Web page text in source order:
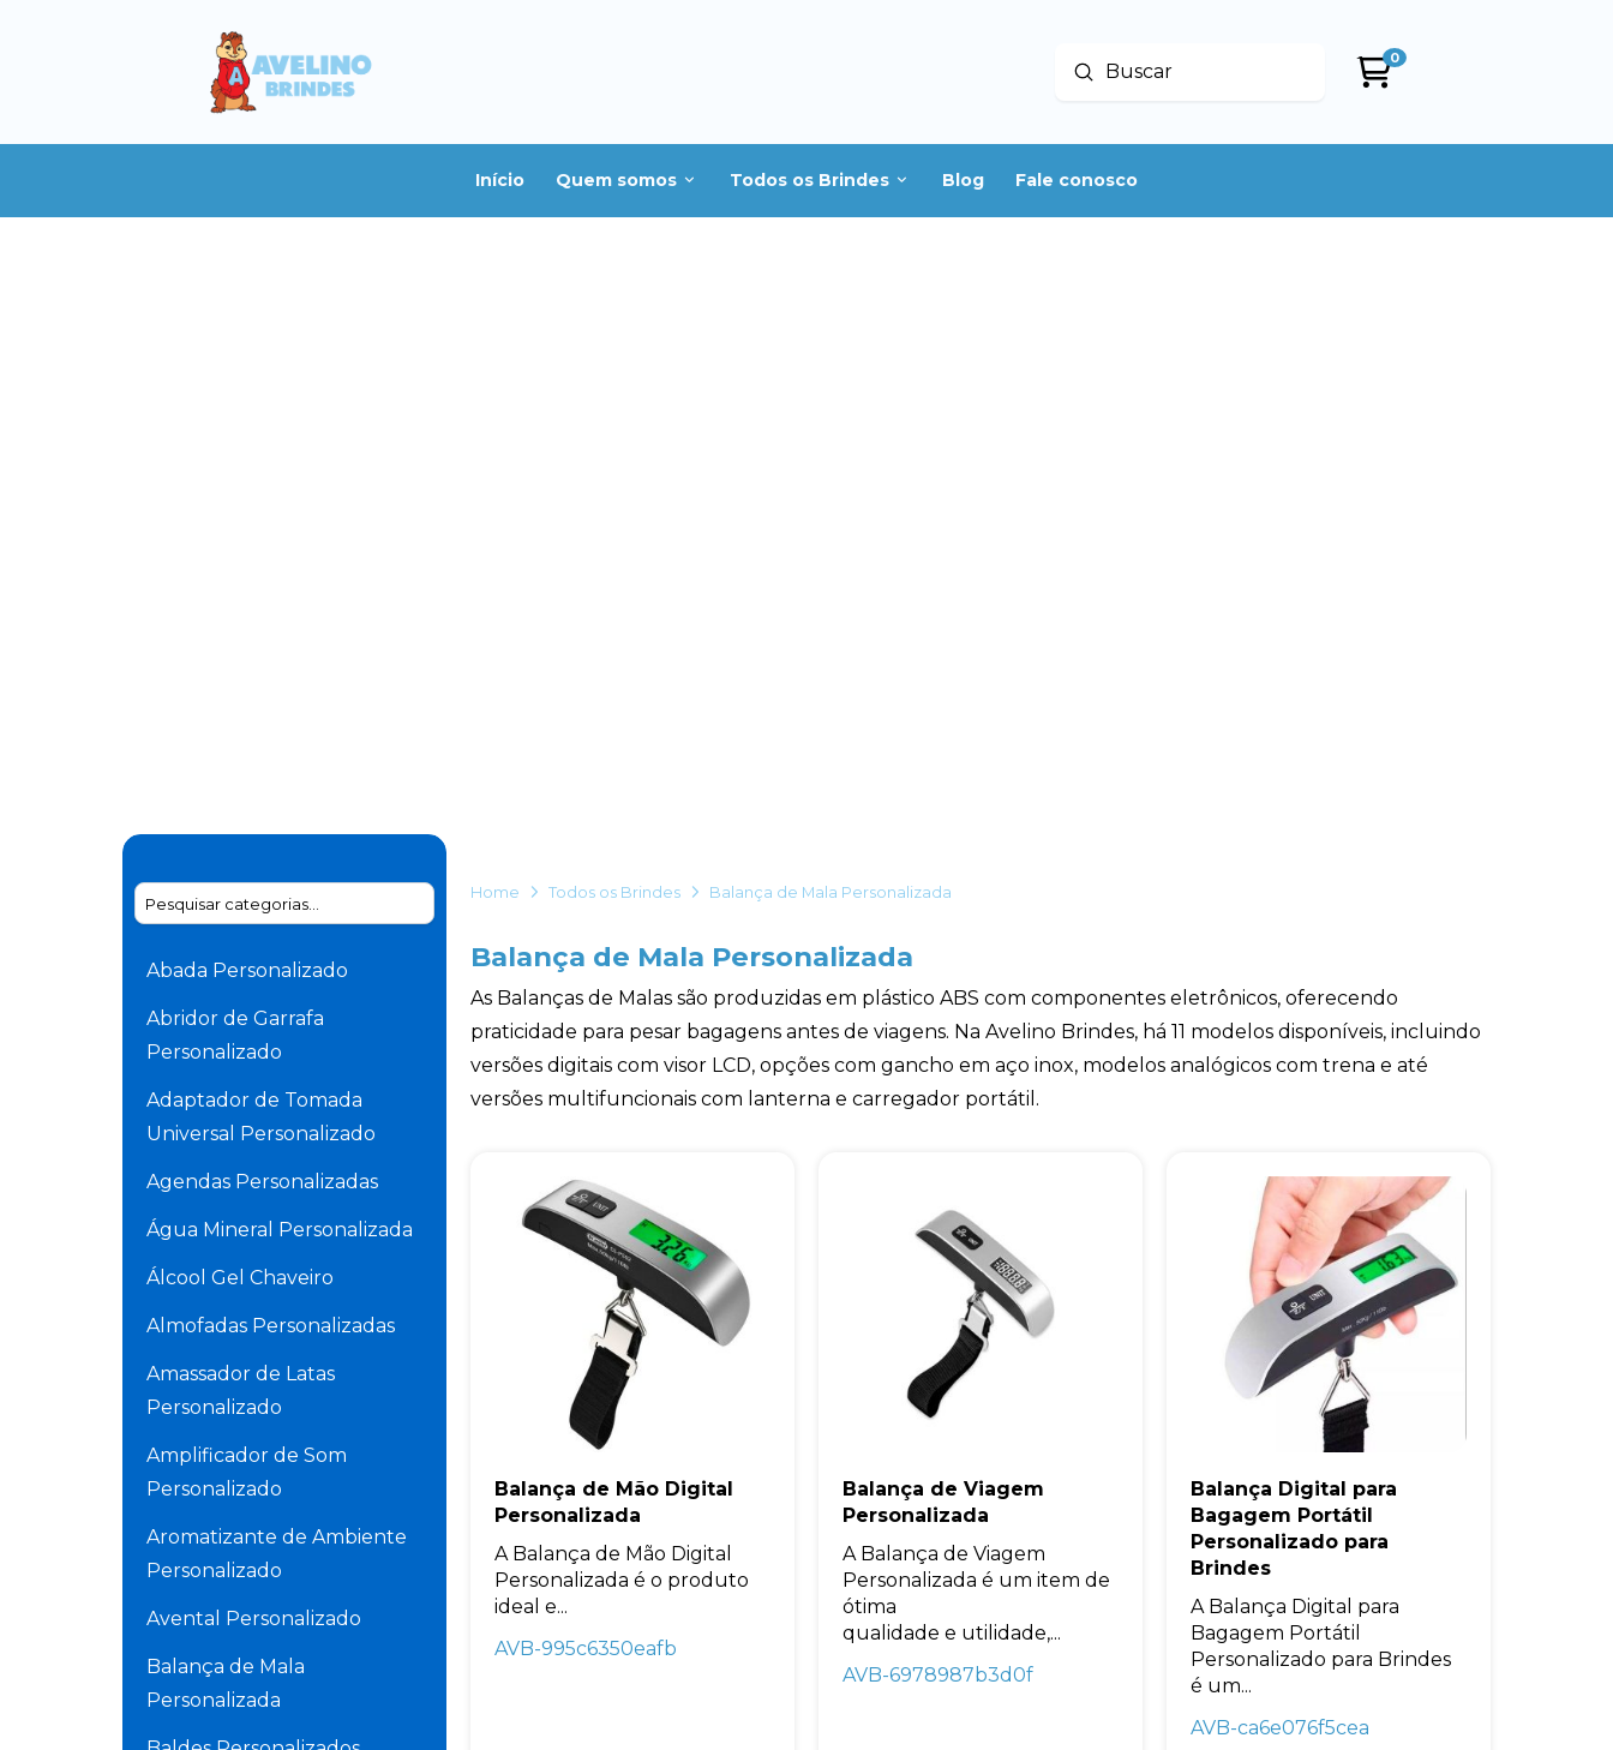
Buscar
Enviar
0
Início Quem somos Todos os Brindes Blog Fale conosco
Abada Personalizado
Abridor de Garrafa
Personalizado
Adaptador de Tomada
Universal Personalizado
Agendas Personalizadas
Água Mineral Personalizada
Álcool Gel Chaveiro
Almofadas Personalizadas
Amassador de Latas
Personalizado
Amplificador de Som
Personalizado
Aromatizante de Ambiente
Personalizado
Avental Personalizado
Balança de Mala
Personalizada
Home Todos os Brindes Balança de Mala Personalizada
Balança de Mala Personalizada
As Balanças de Malas são produzidas em plástico ABS com componentes eletrônicos, oferecendo
praticidade para pesar bagagens antes de viagens. Na Avelino Brindes, há 11 modelos disponíveis, incluindo
versões digitais com visor LCD, opções com gancho em aço inox, modelos analógicos com trena e até
versões multifuncionais com lanterna e carregador portátil.
Balança de Mão Digital
Personalizada
A Balança de Mão Digital
Personalizada é o produto
ideal e...
AVB-995c6350eafb
Balança de Viagem
Personalizada
A Balança de Viagem
Personalizada é um item de
ótima
qualidade e utilidade,...
AVB-6978987b3d0f
Balança Digital para
Bagagem Portátil
Personalizado para
Brindes
A Balança Digital para
Bagagem Portátil
Personalizado para Brindes
é um...
AVB-ca6e076f5cea